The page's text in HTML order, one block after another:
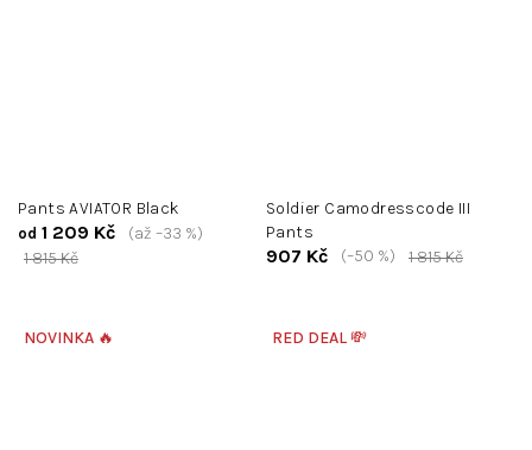
Pants AVIATOR Black
od 1 209 Kč
1 815 Kč
(až –33 %)
Soldier Camodresscode III
Pants
907 Kč 1 815 Kč
(–50 %)
NOVINKA 🔥 RED DEAL 💸